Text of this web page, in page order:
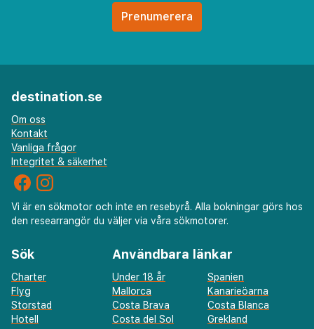
destination.se
Om oss
Kontakt
Vanliga frågor
Integritet & säkerhet
Vi är en sökmotor och inte en resebyrå. Alla bokningar görs hos
den researrangör du väljer via våra sökmotorer.
Sök
Charter
Flyg
Storstad
Hotell
Användbara länkar
Under 18 år
Spanien
Mallorca
Kanarieöarna
Costa Brava
Costa Blanca
Costa del Sol
Grekland